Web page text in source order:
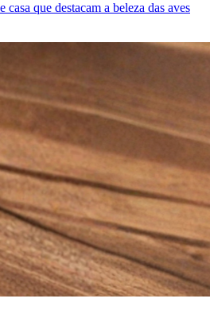
casa que destacam a beleza das aves